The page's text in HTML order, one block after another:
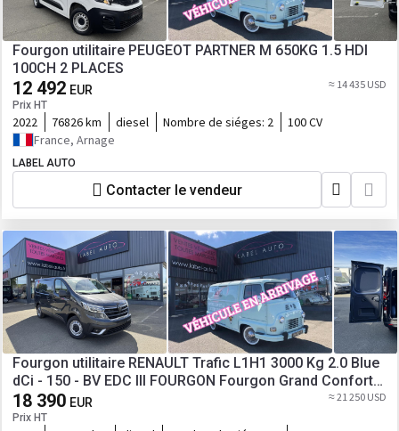
Fourgon utilitaire PEUGEOT PARTNER M 650KG 1.5 HDI
100CH 2 PLACES
12 492 EUR
Prix HT
≈ 14 435 USD
2022 76826 km diesel Nombre de siéges: 2
100 CV
France, Arnage
LABEL AUTO
Contacter le vendeur
Fourgon utilitaire RENAULT Trafic L1H1 3000 Kg 2.0 Blue
dCi - 150 - BV EDC III FOURGON Fourgon Grand Confort
L1H1 PHASE 3
18 390 EUR
Prix HT
≈ 21 250 USD